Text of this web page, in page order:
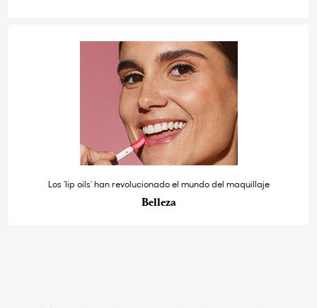
Los ‘lip oils’ han revolucionado el mundo del maquillaje
Belleza